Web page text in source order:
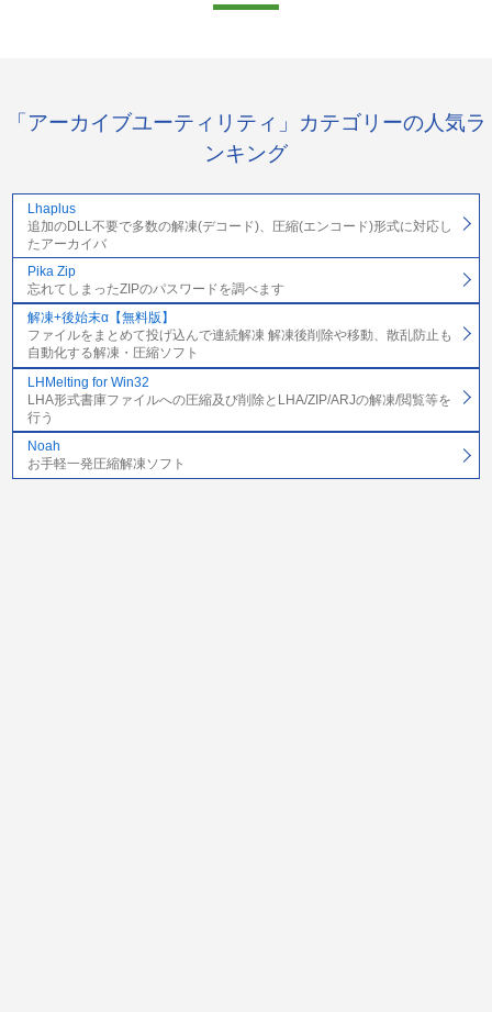
「アーカイブユーティリティ」カテゴリーの人気ラ
ンキング
Lhaplus
追加のDLL不要で多数の解凍(デコード)、圧縮(エンコード)形式に対応し
たアーカイバ
Pika Zip
忘れてしまったZIPのパスワードを調べます
解凍+後始末α【無料版】
ファイルをまとめて投げ込んで連続解凍 解凍後削除や移動、散乱防止も
自動化する解凍・圧縮ソフト
LHMelting for Win32
LHA形式書庫ファイルへの圧縮及び削除とLHA/ZIP/ARJの解凍/閲覧等を
行う
Noah
お手軽一発圧縮解凍ソフト